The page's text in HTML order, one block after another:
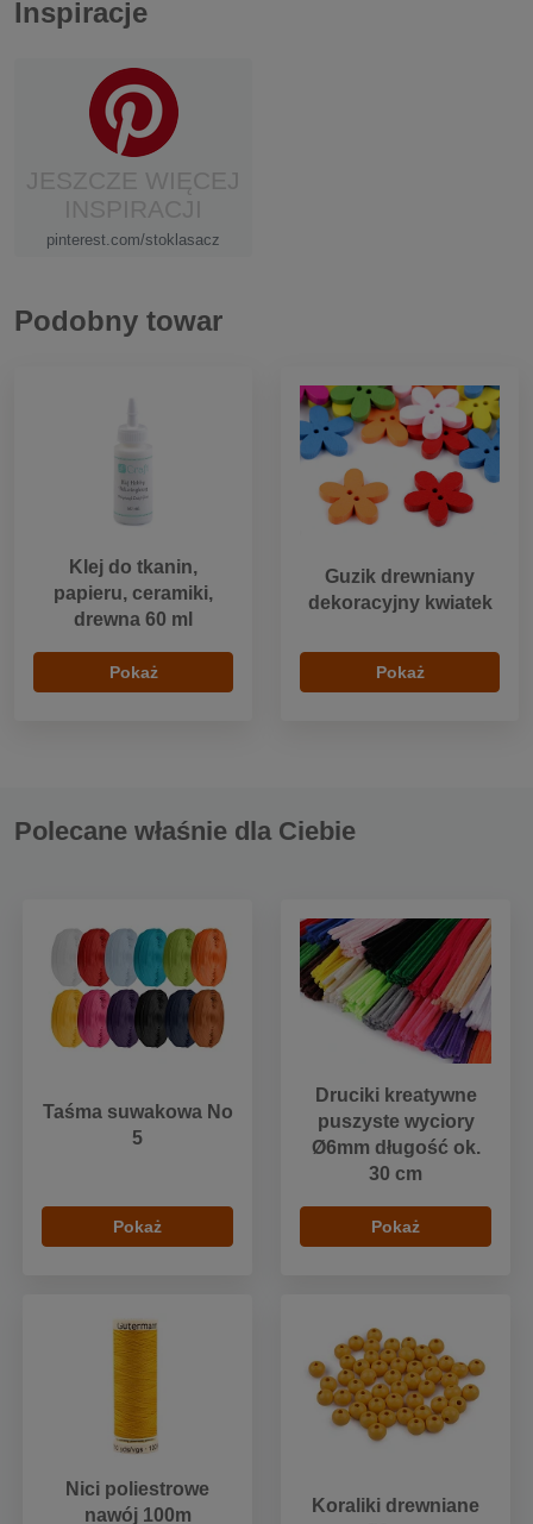
Inspiracje
pinterest.com/stoklasacz
Podobny towar
Klej do tkanin,
papieru, ceramiki,
drewna 60 ml
Pokaż
Guzik drewniany
dekoracyjny kwiatek
Pokaż
Polecane właśnie dla Ciebie
Taśma suwakowa No
5
Pokaż
Druciki kreatywne
puszyste wyciory
Ø6mm długość ok.
30 cm
Pokaż
Nici poliestrowe
nawój 100m
Koraliki drewniane